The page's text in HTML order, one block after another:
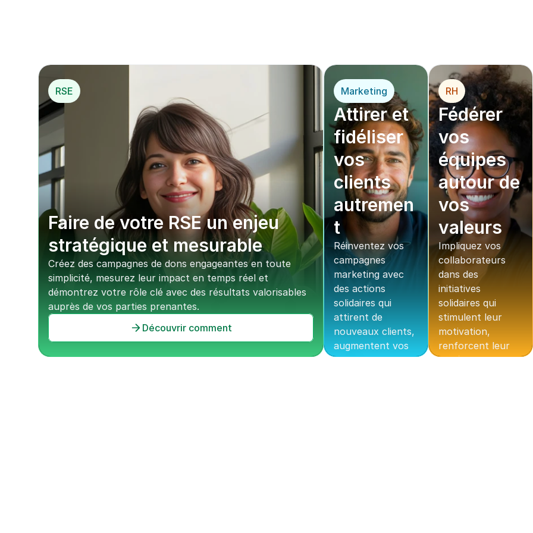
RSE
Faire de votre RSE un enjeu
stratégique et mesurable
Créez des campagnes de dons engageantes en toute
simplicité, mesurez leur impact en temps réel et
démontrez votre rôle clé avec des résultats valorisables
auprès de vos parties prenantes.
Découvrir comment
Marketing
Attirer et
fidéliser
vos
clients
autremen
t
Réinventez vos
campagnes
marketing avec
des actions
solidaires qui
attirent de
nouveaux clients,
augmentent vos
conversions et
RH
Fédérer
vos
équipes
autour de
vos
valeurs
Impliquez vos
collaborateurs
dans des
initiatives
solidaires qui
stimulent leur
motivation,
renforcent leur
cohésion et